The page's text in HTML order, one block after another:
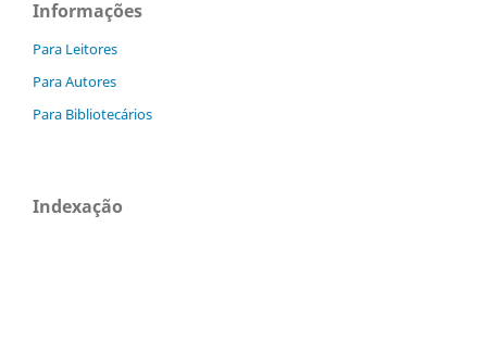
Informações
Para Leitores
Para Autores
Para Bibliotecários
Indexação